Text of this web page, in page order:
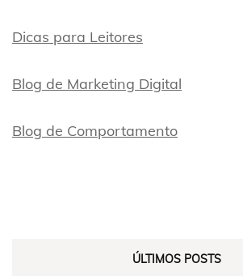
Dicas para Leitores
Blog de Marketing Digital
Blog de Comportamento
ÚLTIMOS POSTS